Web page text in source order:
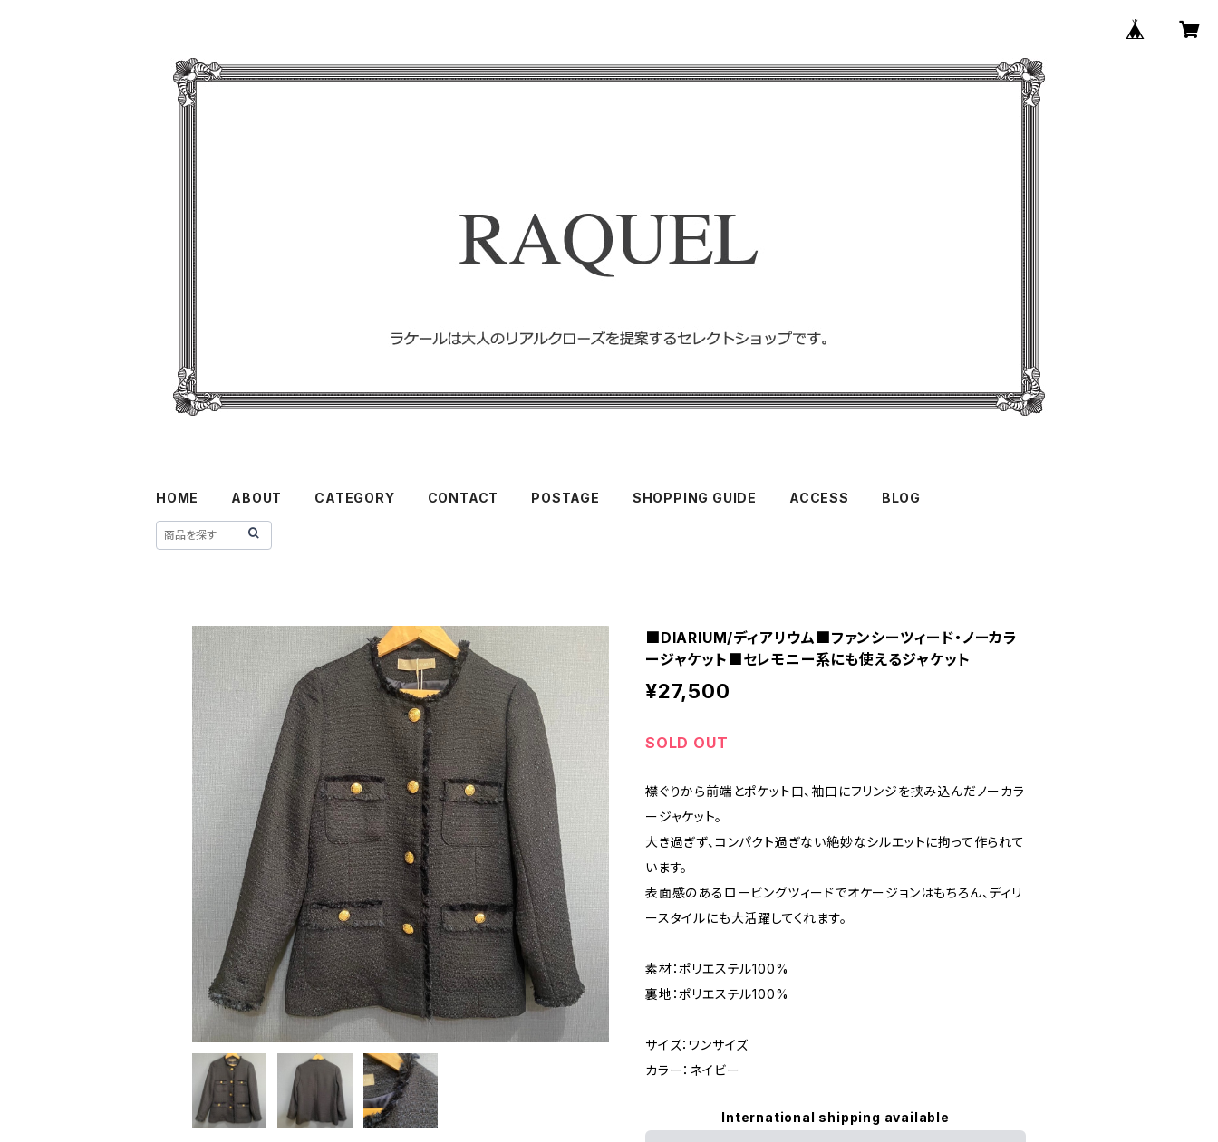
HOME ABOUT CATEGORY CONTACT POSTAGE SHOPPING GUIDE ACCESS BLOG
■DIARIUM/ディアリウム■ファンシーツィード・ノーカラ
ージャケット■セレモニー系にも使えるジャケット
¥27,500
SOLD OUT
襟ぐりから前端とポケット口、袖口にフリンジを挟み込んだノーカラ
ージャケット。
大き過ぎず、コンパクト過ぎない絶妙なシルエットに拘って作られて
います。
表面感のあるロービングツィードでオケージョンはもちろん、ディリ
ースタイルにも大活躍してくれます。
素材：ポリエステル100%
裏地：ポリエステル100%
サイズ：ワンサイズ
カラー：ネイビー
International shipping available